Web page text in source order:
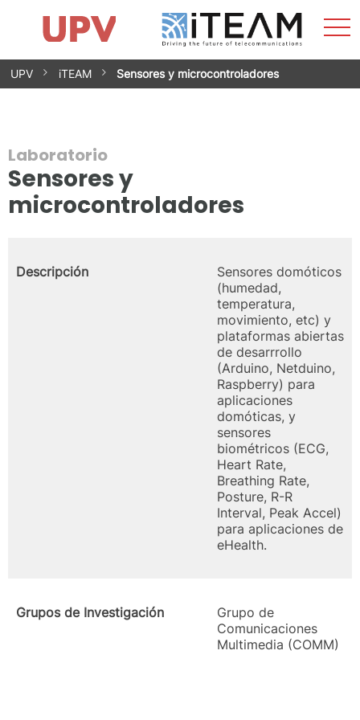
Saltar
Impacto
Grupos de investigación
Instalaciones
Spin-offs
Contacto
Prácticas
Noticias
Unidad de Igualdad
UPV iTEAM Sensores y microcontroladores
Laboratorio
Sensores y
microcontroladores
Descripción
Sensores domóticos
(humedad,
temperatura,
movimiento, etc) y
plataformas abiertas
de desarrrollo
(Arduino, Netduino,
Raspberry) para
aplicaciones
domóticas, y
sensores
biométricos (ECG,
Heart Rate,
Breathing Rate,
Posture, R-R
Interval, Peak Accel)
para aplicaciones de
eHealth.
Grupos de Investigación
Grupo de
Comunicaciones
Multimedia (COMM)